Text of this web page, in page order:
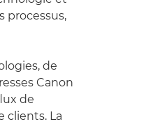
processus,
de
Canon
de
clients. La